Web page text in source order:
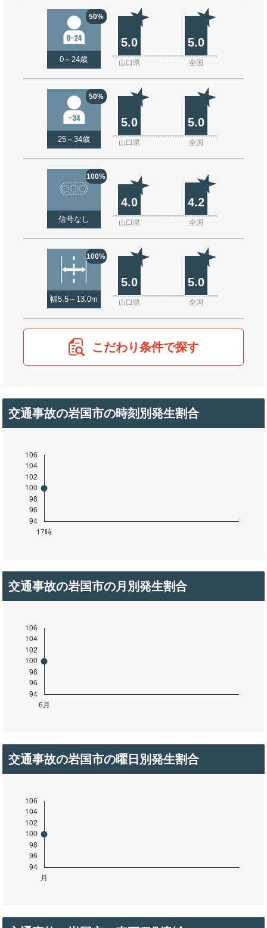
50%
0～24歳
5.0 5.0
山口県 全国
50%
25～34歳
5.0 5.0
山口県 全国
100%
信号なし
4.0 4.2
山口県 全国
100%
幅5.5～13.0m
5.0 5.0
山口県 全国
こだわり条件で探す
交通事故の岩国市の時刻別発生割合
交通事故の岩国市の月別発生割合
交通事故の岩国市の曜日別発生割合